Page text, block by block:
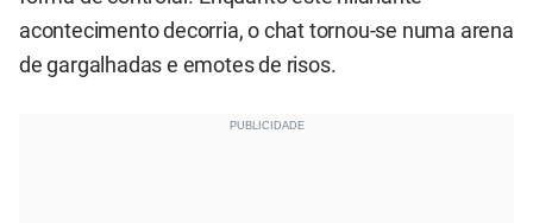
acontecimento decorria, o chat tornou-se numa arena
de gargalhadas e emotes de risos.